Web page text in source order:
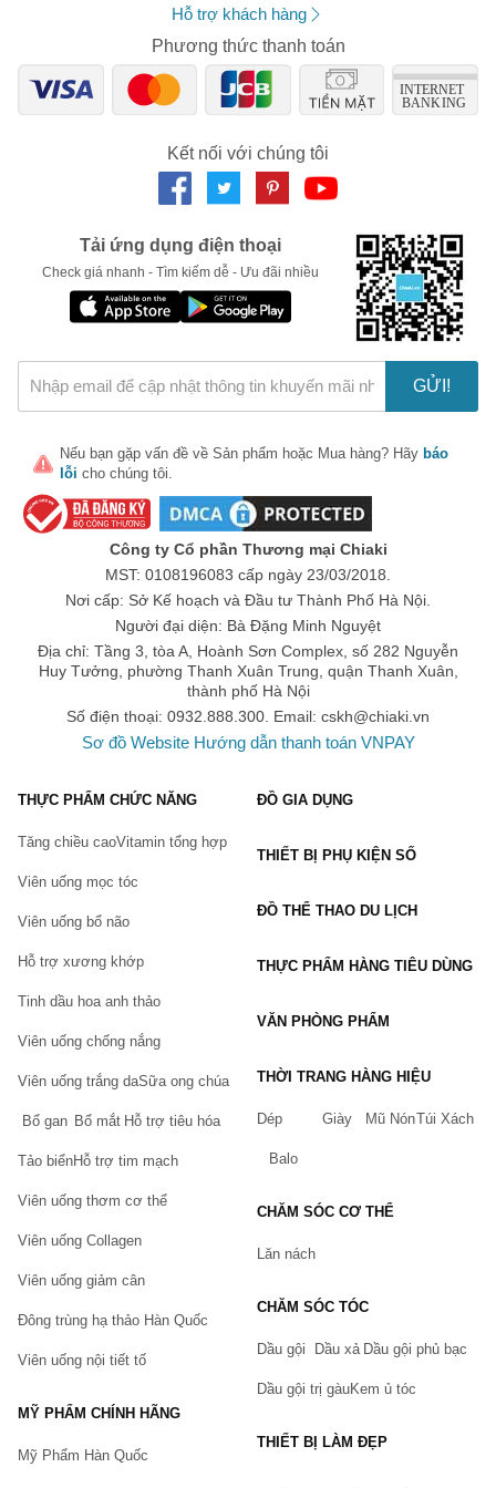
6. Hỗ trợ làm căng mặt tự nhiên
Một số phương pháp chăm sóc da mặt chuyên sâu nếu được duy trì sẽ
có thể giống như một liệu trình spa chuyên nghiệp, bạn có thể khiến da
trở nên căng tự nhiên. Với các thao tác kích thích cơ mặt, cung cấp một
lượng oxy cho da mặt, từ đó da trở nên hồng và căng mịn.
Việc sử dụng các sản phẩm skincare giúp chăm sóc da mặt khô hiệu
quả, đặc biệt là trong tiết trời hanh khô. Chăm sóc da giúp loại bỏ tế bào
chết, giúp da dễ hấp thụ dưỡng ẩm và giữ nước trên da khiến da căng
7 Bước chăm sóc da tại nhà giúp làm sạch và ngăn
ngừa mụn
Dù là chăm sóc da mặt sau sinh, cho nam hay nữ thì bạn cũng nên thực
hiện đủ 7 bước sau đây để có được làn da mịn màng và tươi trẻ:
Bước 2 - Sử dụng sữa rửa mặt
xuyên
Bước 4 - Sử dụng nước hoa hồng
Bước 5 - Sử dụng các sản phẩm đặc trị để cải thiện vấn đề mụn,
nám, sạm, tàn nhang, …
Bước 6 - Dưỡng ẩm
Bước 7 - Bảo vệ da bằng kem chống nắng vào ban ngày, ngay cả
khi bạn không ra ngoài đường.
Top 15 sản phẩm chăm sóc da từ
thiên nhiên được yêu thích
Hiện nay trên thị trường có khá nhiều dòng thương hiệu và sản phẩm
chăm sóc da mặt
là top sản phẩm chăm sóc da đang được yêu thích:
Đây là một trong những dòng sản phẩm không thể thiếu trong các bước
trị mụn giúp cải thiện các vấn đề trên da, mang đến hiệu quả vượt trội.
Sản phẩm thích hợp cho cả nam và nữ từ 16 tuổi trở lên.
Thương hiệu nổi tiếng:
Simple, Hada Labo, Naruko, Pond, Hazeline, Nivea, Neutrogena, The
Face Shop,Vichy, …
Sản phẩm nổi tiếng:
Sữa rửa mặt Neutrogena hỗ trợ ngừa mụn
Sữa rửa mặt The Face Shop Rice Water Bright
Sữa rửa mặt La Roche Posay Effaclar cho da dầu mụn
2. Kem dưỡng da
Sử dụng kem dưỡng da mặt thường xuyên giúp các chị em có được làn
các thành phần kem dưỡng có chứa các vitamin cần thiết, giúp cải thiện
Thương hiệu nổi tiếng: Loreal, Hada Labo, Laneige, Shiseido, La Roche
Posay, …
Kem dưỡng trắng da:
Kem dưỡng da A313Pommade Retinol Cream giúp trẻ hóa da
Kem dưỡng da Vaseline giúp chống nhăn
Kem dưỡng da Shiseido Aqualabel
Hỗ trợ khách hàng
Phương thức thanh toán
Kết nối với chúng tôi
Tải ứng dụng điện thoại
Check giá nhanh - Tìm kiếm dễ - Ưu đãi nhiều
GỬI!
Nếu bạn gặp vấn đề về Sản phẩm hoặc Mua hàng? Hãy báo
lỗi cho chúng tôi.
Công ty Cổ phần Thương mại Chiaki
MST: 0108196083 cấp ngày 23/03/2018.
Nơi cấp: Sở Kế hoạch và Đầu tư Thành Phố Hà Nội.
Người đại diện: Bà Đặng Minh Nguyệt
Địa chỉ: Tầng 3, tòa A, Hoành Sơn Complex, số 282 Nguyễn
Huy Tưởng, phường Thanh Xuân Trung, quận Thanh Xuân,
thành phố Hà Nội
Số điện thoại: 0932.888.300. Email: cskh@chiaki.vn
Sơ đồ Website Hướng dẫn thanh toán VNPAY
THỰC PHẨM CHỨC NĂNG
Tăng chiều caoVitamin tổng hợp
Viên uống mọc tóc
Viên uống bổ não
Hỗ trợ xương khớp
Tinh dầu hoa anh thảo
Viên uống chống nắng
Viên uống trắng daSữa ong chúa
Bổ gan Bổ mắt Hỗ trợ tiêu hóa
Tảo biểnHỗ trợ tim mạch
Viên uống thơm cơ thể
Viên uống Collagen
Viên uống giảm cân
Đông trùng hạ thảo Hàn Quốc
Viên uống nội tiết tố
MỸ PHẨM CHÍNH HÃNG
Mỹ Phẩm Hàn Quốc
ĐỒ GIA DỤNG
THIẾT BỊ PHỤ KIỆN SỐ
ĐỒ THỂ THAO DU LỊCH
THỰC PHẨM HÀNG TIÊU DÙNG
VĂN PHÒNG PHẨM
THỜI TRANG HÀNG HIỆU
Dép Giày Mũ NónTúi Xách
Balo
CHĂM SÓC CƠ THỂ
Lăn nách
CHĂM SÓC TÓC
Dầu gội Dầu xả Dầu gội phủ bạc
Dầu gội trị gàuKem ủ tóc
THIẾT BỊ LÀM ĐẸP